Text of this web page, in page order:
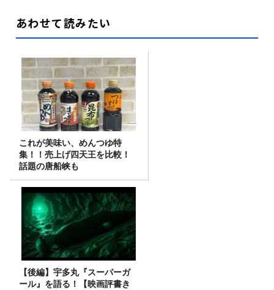
あわせて読みたい
これが美味い、めんつゆ特
集！！売上げ四天王を比較！
話題の唐船峡も
【後編】宇多丸『スーパーガ
ール』を語る！【映画評書き